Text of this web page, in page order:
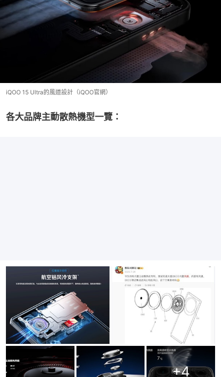
iQOO 15 Ultra的風道設計（iQOO官網）
各大品牌主動散熱機型一覽：
+4